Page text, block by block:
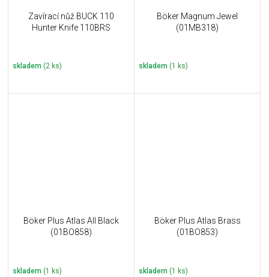
Zavírací nůž BUCK 110
Hunter Knife 110BRS
skladem (2 ks)
Böker Magnum Jewel
(01MB318)
skladem (1 ks)
Böker Plus Atlas AII Black
(01BO858)
skladem (1 ks)
Böker Plus Atlas Brass
(01BO853)
skladem (1 ks)